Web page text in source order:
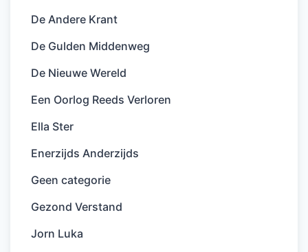
De Andere Krant
De Gulden Middenweg
De Nieuwe Wereld
Een Oorlog Reeds Verloren
Ella Ster
Enerzijds Anderzijds
Geen categorie
Gezond Verstand
Jorn Luka